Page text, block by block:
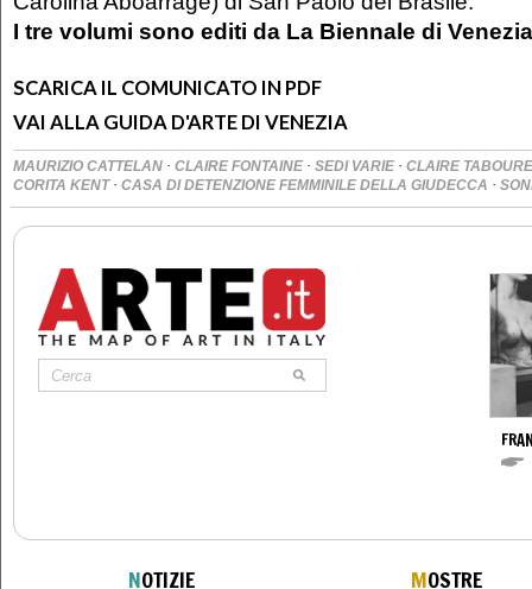
I tre volumi sono editi da La Biennale di Venezia
SCARICA IL COMUNICATO IN PDF
VAI ALLA GUIDA D'ARTE DI VENEZIA
MAURIZIO CATTELAN · CLAIRE FONTAINE · SEDI VARIE · CLAIRE
CORITA KENT · CASA DI DETENZIONE FEMMINILE DELLA GIUDECCA ·
NOTIZIE MOSTRE